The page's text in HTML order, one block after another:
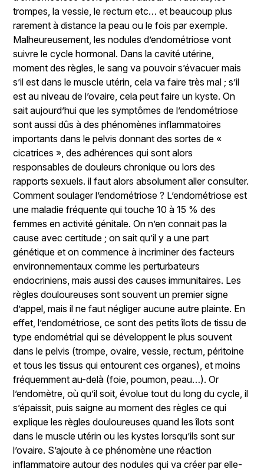
trompes, la vessie, le rectum etc… et beaucoup plus
rarement à distance la peau ou le fois par exemple.
Malheureusement, les nodules d’endométriose vont
suivre le cycle hormonal. Dans la cavité utérine,
moment des règles, le sang va pouvoir s’évacuer mais
s’il est dans le muscle utérin, cela va faire très mal ; s’il
est au niveau de l’ovaire, cela peut faire un kyste. On
sait aujourd’hui que les symptômes de l’endométriose
sont aussi dûs à des phénomènes inflammatoires
importants dans le pelvis donnant des sortes de «
cicatrices », des adhérences qui sont alors
responsables de douleurs chronique ou lors des
rapports sexuels. il faut alors absolument aller consulter.
Comment soulager l’endométriose ? L’endométriose est
une maladie fréquente qui touche 10 à 15 % des
femmes en activité génitale. On n’en connait pas la
cause avec certitude ; on sait qu’il y a une part
génétique et on commence à incriminer des facteurs
environnementaux comme les perturbateurs
endocriniens, mais aussi des causes immunitaires. Les
règles douloureuses sont souvent un premier signe
d’appel, mais il ne faut négliger aucune autre plainte. En
effet, l’endométriose, ce sont des petits îlots de tissu de
type endométrial qui se développent le plus souvent
dans le pelvis (trompe, ovaire, vessie, rectum, péritoine
et tous les tissus qui entourent ces organes), et moins
fréquemment au-delà (foie, poumon, peau…). Or
l’endomètre, où qu’il soit, évolue tout du long du cycle, il
s’épaissit, puis saigne au moment des règles ce qui
explique les règles douloureuses quand les îlots sont
dans le muscle utérin ou les kystes lorsqu’ils sont sur
l’ovaire. S’ajoute à ce phénomène une réaction
inflammatoire autour des nodules qui va créer par elle-